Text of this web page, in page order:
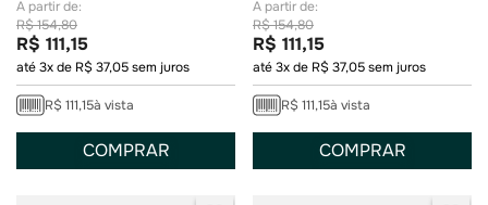
R$154,80
R$ 111,15
até3x de R$37,05sem juros
R$ 111,15à vista
COMPRAR
R$154,80
R$ 111,15
até3x de R$37,05sem juros
R$ 111,15à vista
COMPRAR